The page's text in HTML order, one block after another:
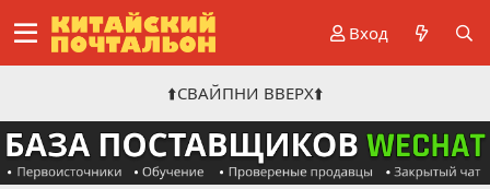
Вход
⬆️СВАЙПНИ ВВЕРХ⬆️